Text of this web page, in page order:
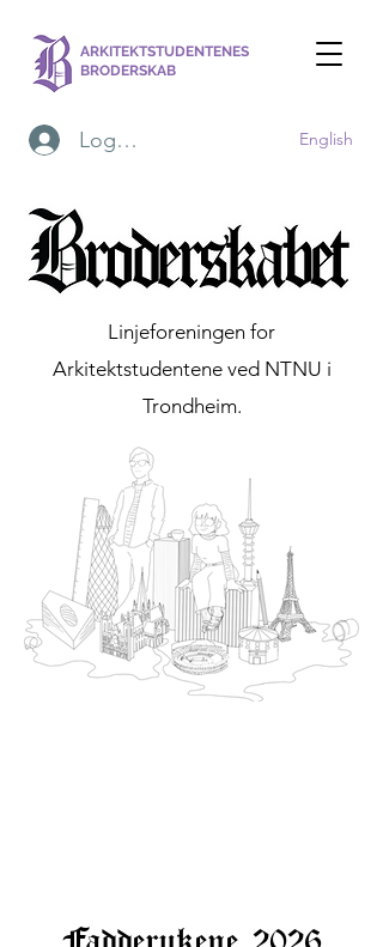
ARKITEKTSTUDENTENES
BRODERSKAB
English
Logg inn
Linjeforeningen for
Arkitektstudentene ved NTNU i
Trondheim.
Fadderukene 2026